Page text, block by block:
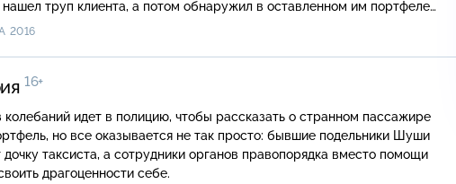
нашел труп клиента, а потом обнаружил в оставленном им портфеле
2016
16+
колебаний идет в полицию, чтобы рассказать о странном пассажире
но все оказывается не так просто: бывшие подельники Шуши
таксиста, а сотрудники органов правопорядка вместо помощи
драгоценности себе.